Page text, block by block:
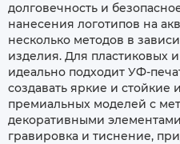
долговечность и
нанесения логотипов на
несколько методов в
изделия. Для пластиковых
идеально подходит УФ-
создавать яркие и
премиальных моделей с
декоративными
гравировка и тиснение,